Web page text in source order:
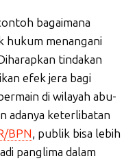
bagaimana
hukum menangani
tindakan
efek jera bagi
di wilayah abu-
adanya keterlibatan
BPN, publik bisa lebih
panglima dalam